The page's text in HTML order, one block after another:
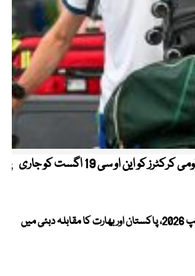
کیریبین پریمیئر لیگ ، قومی کرکٹرز کو این او سی 19 اگست کو جاری
ویمنز ایشیا کپ 2026، پاکستان اور بھارت کا مقابلہ دبئی میں